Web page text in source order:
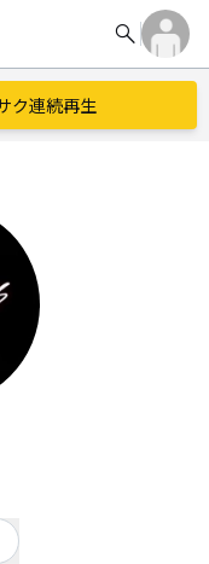
search
ク連続再生